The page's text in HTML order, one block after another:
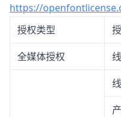
https://
授权类型
全媒体授权